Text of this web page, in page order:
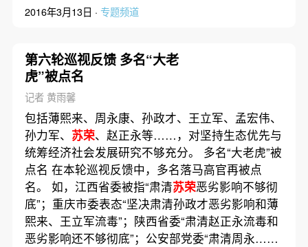
2016年3月13日 · 专题频道
第六轮巡视反馈 多名“大老
虎”被点名
记者 黄雨馨
包括薄熙来、周永康、孙政才、王立军、孟宏伟、
孙力军、 苏荣、赵正永等……，对坚持生态优先与
统筹经济社会发展研究不够充分。 多名“大老虎”被
点名 在本轮巡视反馈中，多名落马高官再被点
名。 如，江西省委被指“肃清苏荣恶劣影响不够彻
底”；重庆市委表态“坚决肃清孙政才恶劣影响和薄
熙来、王立军流毒”；陕西省委“肃清赵正永流毒和
恶劣影响还不够彻底”；公安部党委“肃清周永……